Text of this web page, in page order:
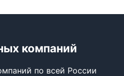
компаний
по всей России